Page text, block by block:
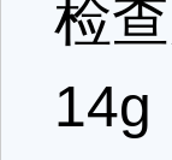
检
14g